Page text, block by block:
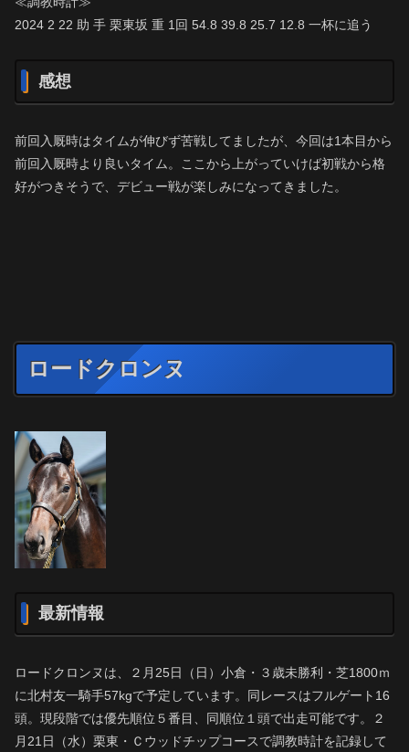
2024 2 22 助 手 栗東坂 重 1回 54.8 39.8 25.7 12.8 一杯に追う
感想
前回入厩時はタイムが伸びず苦戦してましたが、今回は1本目から
前回入厩時より良いタイム。ここから上がっていけば初戦から格
好がつきそうで、デビュー戦が楽しみになってきました。
ロードクロンヌ
最新情報
ロードクロンヌは、２月25日（日）小倉・３歳未勝利・芝1800ｍ
に北村友一騎手57kgで予定しています。同レースはフルゲート16
頭。現段階では優先順位５番目、同順位１頭で出走可能です。２
月21日（水）栗東・Ｃウッドチップコースで調教時計を記録して